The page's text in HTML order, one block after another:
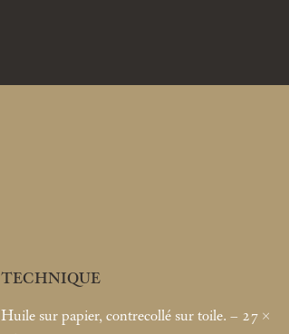
TECHNIQUE
Huile sur papier, contrecollé sur toile. – 27 ×